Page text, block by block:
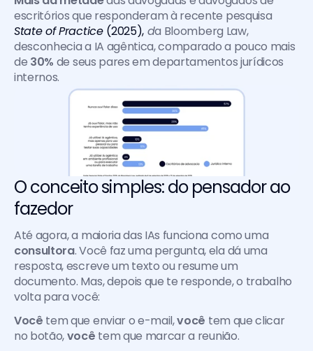
State of Practice (2025), da Bloomberg Law,
desconhecia a IA agêntica, comparado a pouco mais
de 30% de seus pares em departamentos jurídicos
internos.
O conceito simples: do pensador ao
fazedor
consultora. Você faz uma pergunta, ela dá uma
resposta, escreve um texto ou resume um
documento. Mas, depois que te responde, o trabalho
volta para você:
Você tem que enviar o e-mail, você tem que clicar
no botão, você tem que marcar a reunião.